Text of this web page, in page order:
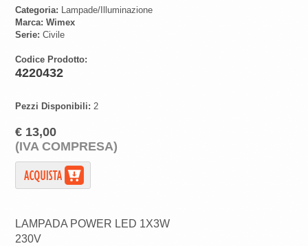
Categoria: Lampade/Illuminazione
Marca: Wimex
Serie: Civile
Codice Prodotto:
4220432
Pezzi Disponibili: 2
€ 13,00
(IVA COMPRESA)
LAMPADA POWER LED 1X3W
230V